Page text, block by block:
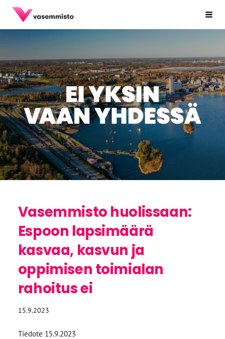
Siirry
sivun
sisältöön
Espoon Vasemmisto ry
Vasemmisto huolissaan:
Espoon lapsimäärä
kasvaa, kasvun ja
oppimisen toimialan
rahoitus ei
15.9.2023
Tiedote 15.9.2023